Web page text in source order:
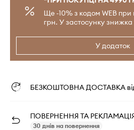
Ще -10% з кодом WEB при
грн. У застосунку знижка
У додаток
БЕЗКОШТОВНА ДОСТАВКА
ПОВЕРНЕННЯ ТА
30 днів на повернення